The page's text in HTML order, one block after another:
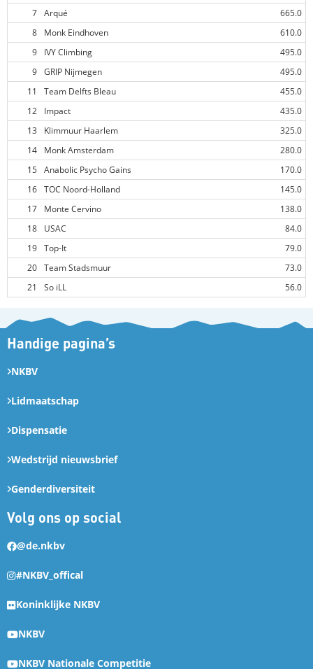
7 Arqué
665.0
8
Monk Eindhoven
610.0
9
IVY Climbing
495.0
9 GRIP Nijmegen
495.0
11
Team Delfts Bleau
455.0
12
Impact
435.0
13
Klimmuur Haarlem
325.0
14
Monk Amsterdam
280.0
15 Anabolic Psycho Gains
170.0
16 TOC Noord-Holland
145.0
17
Monte Cervino
138.0
18
USAC
84.0
19 Top-It
79.0
20 Team Stadsmuur
73.0
21
So iLL 56.0
Handige pagina’s
NKBV
Lidmaatschap
Dispensatie
Wedstrijd nieuwsbrief
Genderdiversiteit
Volg ons op social
@de.nkbv
#NKBV_offical
Koninklijke NKBV
NKBV
NKBV Nationale Competitie